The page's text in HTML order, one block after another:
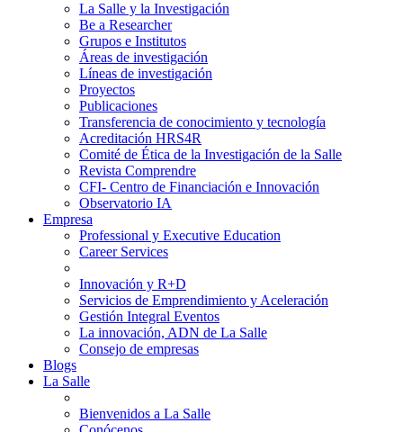
La Salle y la Investigación
Be a Researcher
Grupos e Institutos
Áreas de investigación
Líneas de investigación
Proyectos
Publicaciones
Transferencia de conocimiento y tecnología
Acreditación HRS4R
Comité de Ética de la Investigación de la Salle
Revista Comprendre
CFI- Centro de Financiación e Innovación
Observatorio IA
Empresa
Professional y Executive Education
Career Services
Innovación y R+D
Servicios de Emprendimiento y Aceleración
Gestión Integral Eventos
La innovación, ADN de La Salle
Consejo de empresas
Blogs
La Salle
Bienvenidos a La Salle